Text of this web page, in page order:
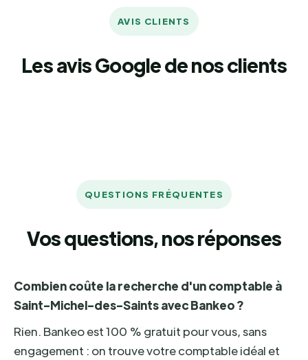
AVIS CLIENTS
Les avis Google de nos clients
QUESTIONS FRÉQUENTES
Vos questions, nos réponses
Combien coûte la recherche d'un comptable à
Saint-Michel-des-Saints avec Bankeo ?
Rien. Bankeo est 100 % gratuit pour vous, sans
engagement : on trouve votre comptable idéal et